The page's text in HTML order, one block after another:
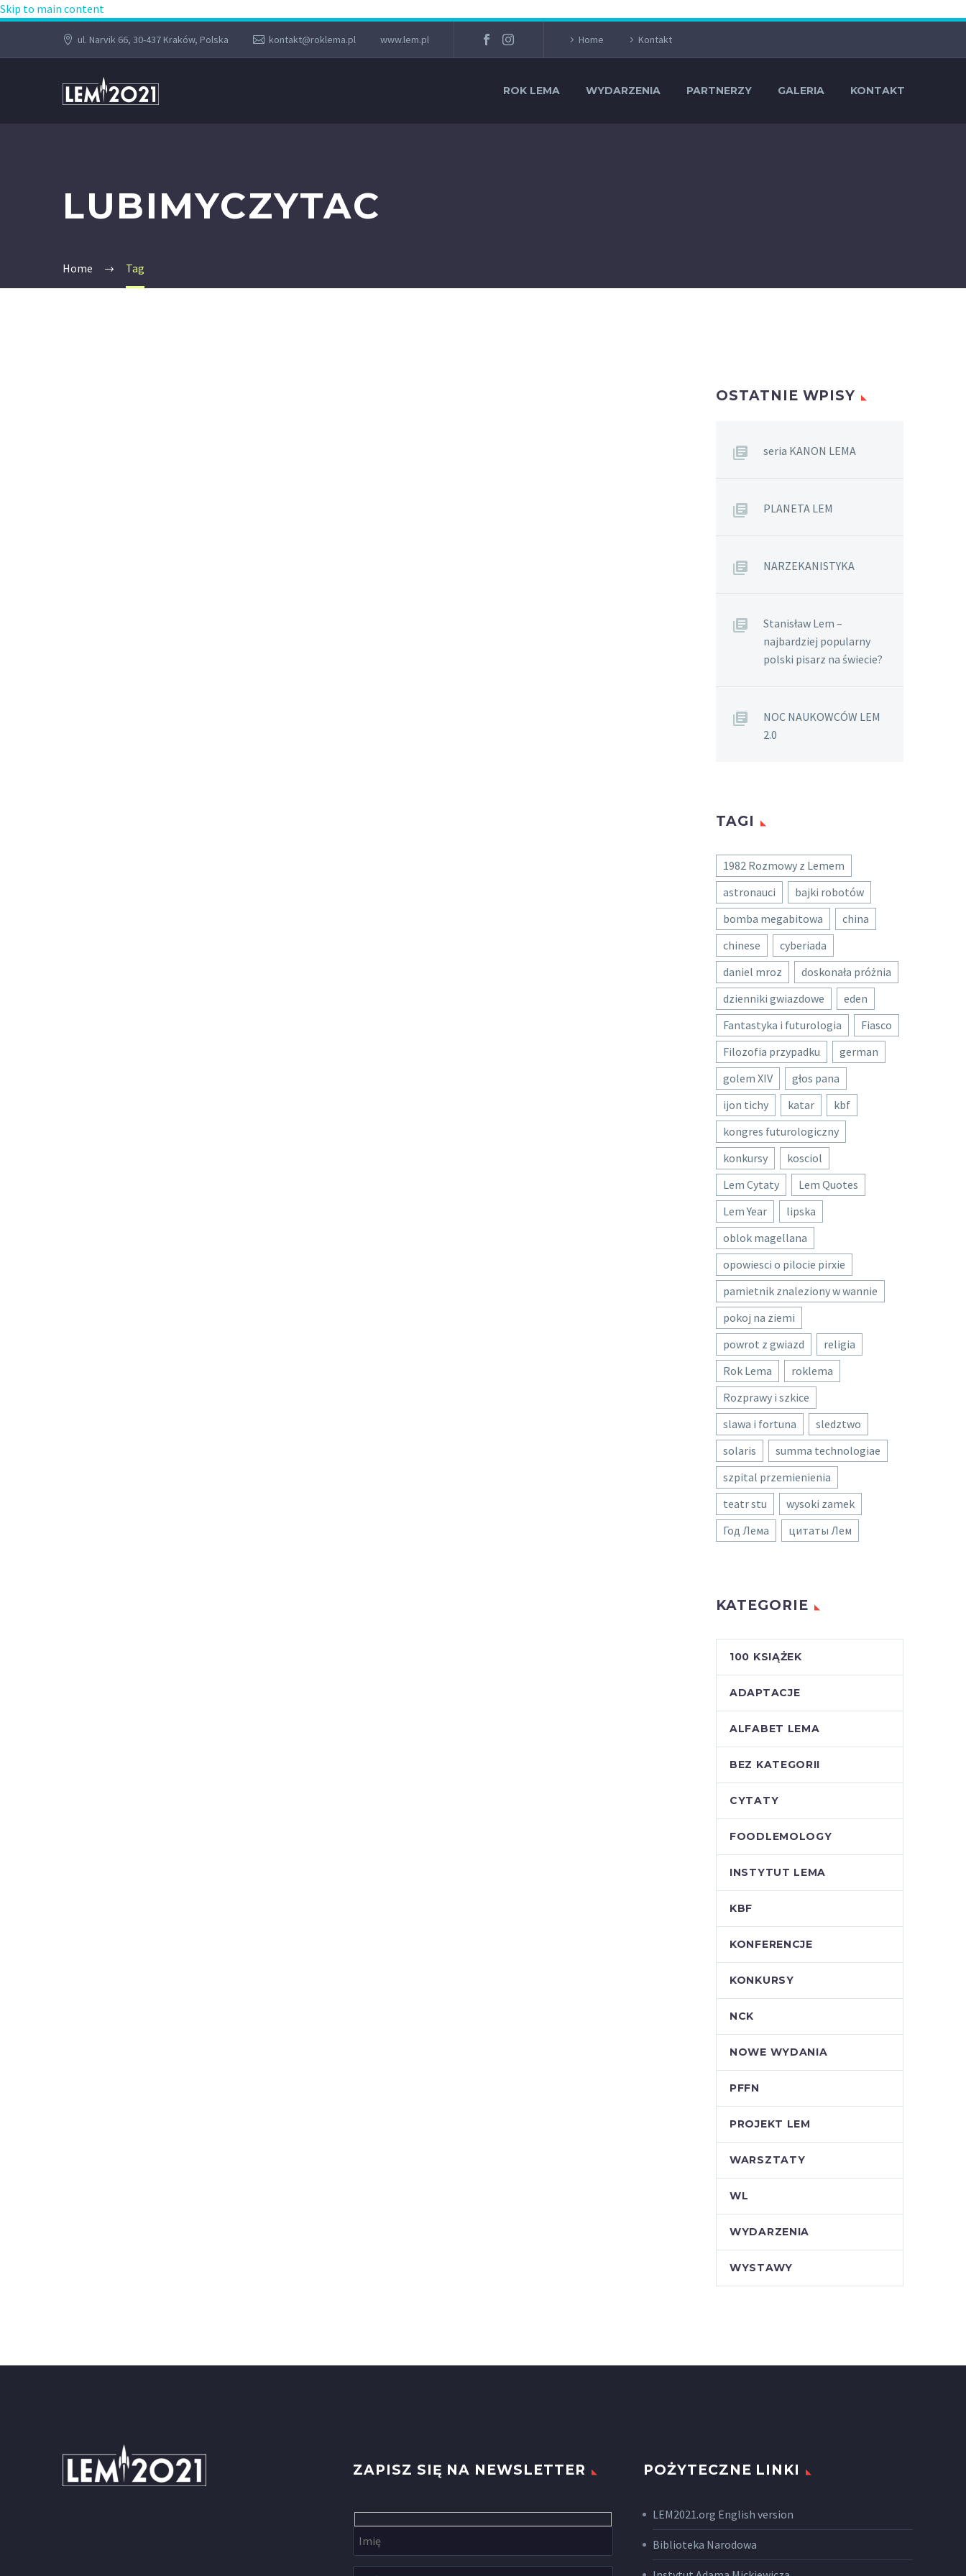
Skip to main content
ul. Narvik 66, 30-437 Kraków, Polska kontakt@roklema.pl www.lem.pl Home Kontakt
ROK LEMA WYDARZENIA PARTNERZY GALERIA KONTAKT
LUBIMYCZYTAC
Home Tag
OSTATNIE WPISY
seria KANON LEMA
PLANETA LEM
NARZEKANISTYKA
Stanisław Lem –
najbardziej popularny
polski pisarz na świecie?
NOC NAUKOWCÓW LEM
2.0
TAGI
1982 Rozmowy z Lemem
astronauci
bajki robotów
bomba megabitowa
china
chinese
cyberiada
daniel mroz
doskonała próżnia
dzienniki gwiazdowe
eden
Fantastyka i futurologia
Fiasco
Filozofia przypadku
german
golem XIV
głos pana
ijon tichy
katar
kbf
kongres futurologiczny
konkursy
kosciol
Lem Cytaty
Lem Quotes
Lem Year
lipska
oblok magellana
opowiesci o pilocie pirxie
pamietnik znaleziony w wannie
pokoj na ziemi
powrot z gwiazd
religia
Rok Lema
roklema
Rozprawy i szkice
slawa i fortuna
sledztwo
solaris
summa technologiae
szpital przemienienia
teatr stu
wysoki zamek
Год Лема
цитаты Лем
KATEGORIE
100 KSIĄŻEK
ADAPTACJE
ALFABET LEMA
BEZ KATEGORII
CYTATY
FOODLEMOLOGY
INSTYTUT LEMA
KBF
KONFERENCJE
KONKURSY
NCK
NOWE WYDANIA
PFFN
PROJEKT LEM
WARSZTATY
WL
WYDARZENIA
WYSTAWY
ZAPISZ SIĘ NA NEWSLETTER POŻYTECZNE LINKI
LEM2021.org English version
Biblioteka Narodowa